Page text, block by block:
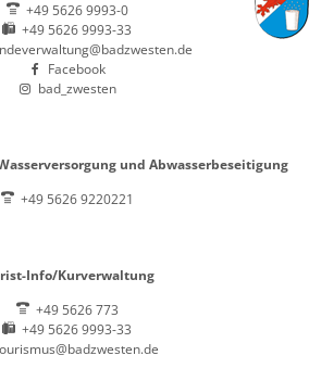
+49 5626 9993-0
+49 5626 9993-33
Facebook
bad_zwesten
und Abwasserbeseitigung
+49 5626 9220221
Info/Kurverwaltung
+49 5626 773
+49 5626 9993-33